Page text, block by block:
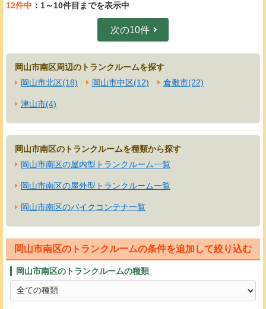
12件中 ：1～10件目までを表示中
次の10件
岡山市南区周辺のトランクルームを探す
岡山市北区(18)
岡山市中区(12) 倉敷市(22)
津山市(4)
岡山市南区のトランクルームを種類から探す
岡山市南区の屋内型トランクルーム一覧
岡山市南区の屋外型トランクルーム一覧
岡山市南区のバイクコンテナ一覧
岡山市南区のトランクルームの条件を追加して絞り込む
岡山市南区のトランクルームの種類